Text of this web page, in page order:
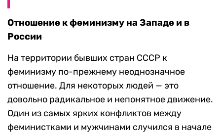
Отношение к феминизму на Западе и в
России
На территории бывших стран СССР к
феминизму по-прежнему неоднозначное
отношение. Для некоторых людей — это
довольно радикальное и непонятное движение.
Один из самых ярких конфликтов между
феминистками и мужчинами случился в начале